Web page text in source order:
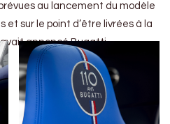
au lancement du modèle
sur le point d’être livrées à la
annoncé Bugatti.